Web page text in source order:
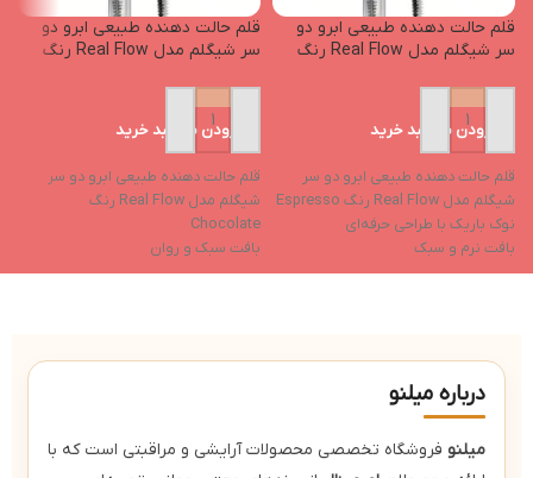
قلم حالت دهنده طبیعی ابرو دو
سر شیگلم مدل Real Flow رنگ
افزودن به سبد خرید
قلم حالت دهنده طبیعی ابرو دو سر
شیگلم مدل Real Flow رنگ Espresso
نوک باریک با طراحی حرفه‌ای
بافت نرم و سبک
ماندگاری بالا
قلم حالت دهنده طبیعی ابرو دو
سر شیگلم مدل Real Flow رنگ
افزودن به سبد خرید
قلم حالت دهنده طبیعی ابرو دو سر
شیگلم مدل Real Flow رنگ
Chocolate
بافت سبک و روان
ماندگاری بالا
درباره میلنو
میلنو فروشگاه تخصصی محصولات آرایشی و مراقبتی است که با